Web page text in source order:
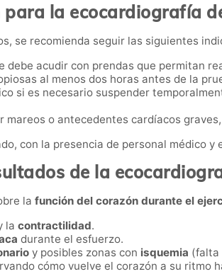
para la ecocardiografía
se recomienda seguir las siguientes
debe acudir con prendas que permitan
al menos dos horas antes de la
si es necesario suspender
mareos o antecedentes cardíacos
con la presencia de personal médico
de la
la función del corazón durante el
la contractilidad.
durante el esfuerzo.
y posibles zonas con isquemia (falta
cómo vuelve el corazón a su ritmo